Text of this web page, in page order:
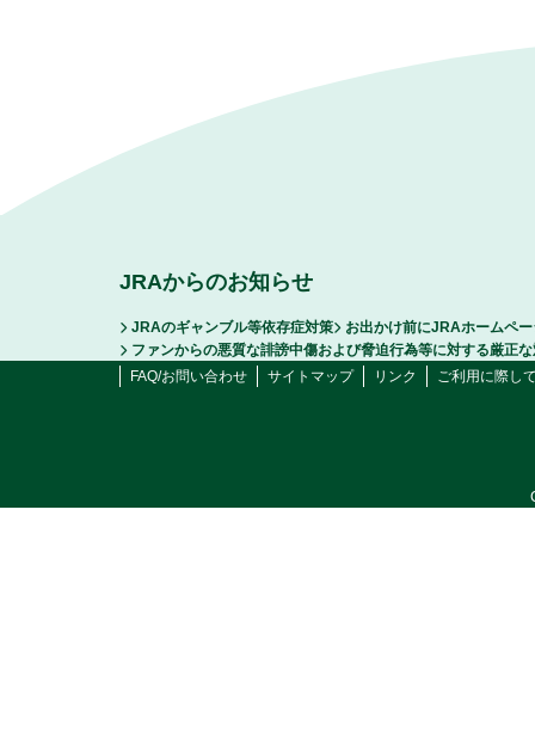
JRAからのお知らせ
JRAのギャンブル等依存症対策
お出かけ前にJRAホームペ
ファンからの悪質な誹謗中傷および脅迫行為等に対する厳正
FAQ/お問い合わせ
サイトマップ リンク ご利用に際し